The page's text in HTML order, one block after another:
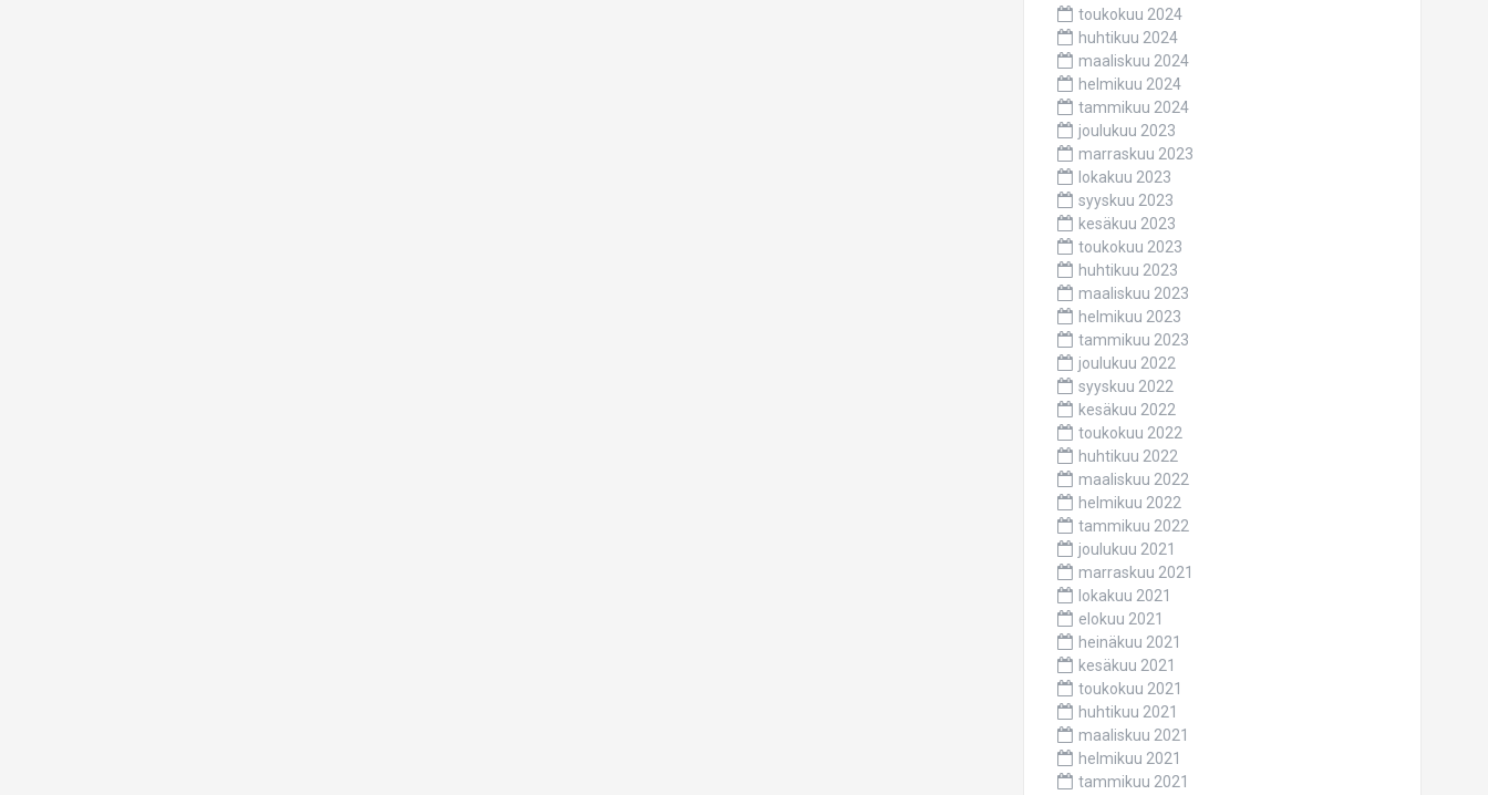
toukokuu 2024
huhtikuu 2024
maaliskuu 2024
helmikuu 2024
tammikuu 2024
joulukuu 2023
marraskuu 2023
lokakuu 2023
syyskuu 2023
kesäkuu 2023
toukokuu 2023
huhtikuu 2023
maaliskuu 2023
helmikuu 2023
tammikuu 2023
joulukuu 2022
syyskuu 2022
kesäkuu 2022
toukokuu 2022
huhtikuu 2022
maaliskuu 2022
helmikuu 2022
tammikuu 2022
joulukuu 2021
marraskuu 2021
lokakuu 2021
elokuu 2021
heinäkuu 2021
kesäkuu 2021
toukokuu 2021
huhtikuu 2021
maaliskuu 2021
helmikuu 2021
tammikuu 2021